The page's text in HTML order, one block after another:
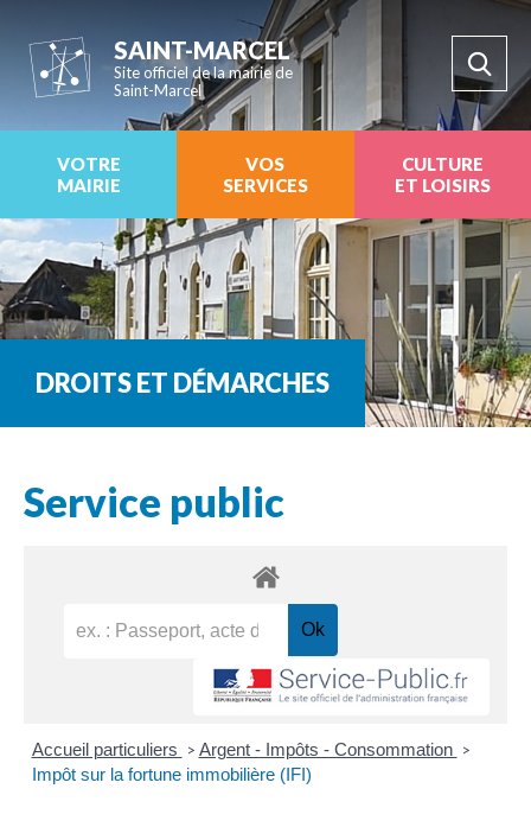
SAINT-MARCEL
Site officiel de la mairie de
Saint-Marcel
VOTRE
MAIRIE
VOS
SERVICES
CULTURE
ET LOISIRS
DROITS ET DÉMARCHES
Service public
Accueil particuliers > Argent - Impôts - Consommation >
Impôt sur la fortune immobilière (IFI)